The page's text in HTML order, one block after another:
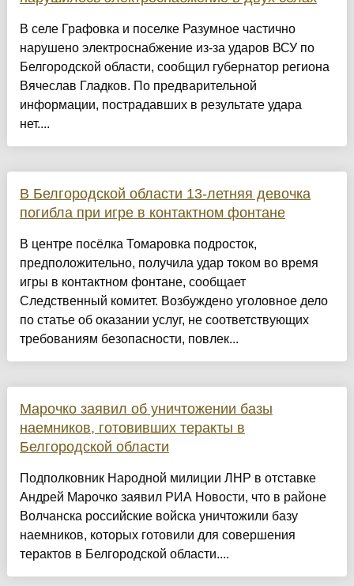
В селе Графовка и поселке Разумное частично
нарушено электроснабжение из-за ударов ВСУ по
Белгородской области, сообщил губернатор региона
Вячеслав Гладков. По предварительной
информации, пострадавших в результате удара
нет....
В Белгородской области 13-летняя девочка
погибла при игре в контактном фонтане
В центре посёлка Томаровка подросток,
предположительно, получила удар током во время
игры в контактном фонтане, сообщает
Следственный комитет. Возбуждено уголовное дело
по статье об оказании услуг, не соответствующих
требованиям безопасности, повлек...
Марочко заявил об уничтожении базы
наемников, готовивших теракты в
Белгородской области
Подполковник Народной милиции ЛНР в отставке
Андрей Марочко заявил РИА Новости, что в районе
Волчанска российские войска уничтожили базу
наемников, которых готовили для совершения
терактов в Белгородской области....